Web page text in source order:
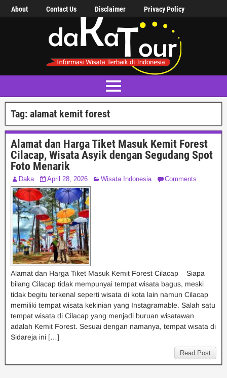
About Contact Us Disclaimer Privacy Policy
Tag: alamat kemit forest
Alamat dan Harga Tiket Masuk Kemit Forest
Cilacap, Wisata Asyik dengan Segudang Spot
Foto Menarik
Daka April 28, 2026 Wisata Indonesia Comments
Alamat dan Harga Tiket Masuk Kemit Forest Cilacap – Siapa
bilang Cilacap tidak mempunyai tempat wisata bagus, meski
tidak begitu terkenal seperti wisata di kota lain namun Cilacap
memiliki tempat wisata kekinian yang Instagramable. Salah satu
tempat wisata di Cilacap yang menjadi buruan wisatawan
adalah Kemit Forest. Sesuai dengan namanya, tempat wisata di
Sidareja ini […]
Read Post